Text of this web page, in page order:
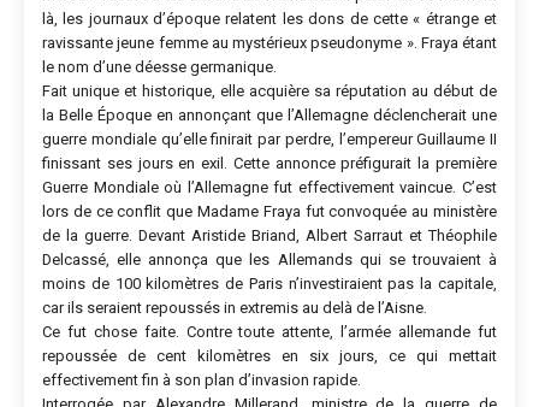
là, les journaux d’époque relatent les dons de cette « étrange et
ravissante jeune femme au mystérieux pseudonyme ». Fraya étant
le nom d’une déesse germanique.
Fait unique et historique, elle acquière sa réputation au début de
la Belle Époque en annonçant que l’Allemagne déclencherait une
guerre mondiale qu’elle finirait par perdre, l’empereur Guillaume II
finissant ses jours en exil. Cette annonce préfigurait la première
Guerre Mondiale où l’Allemagne fut effectivement vaincue. C’est
lors de ce conflit que Madame Fraya fut convoquée au ministère
de la guerre. Devant Aristide Briand, Albert Sarraut et Théophile
Delcassé, elle annonça que les Allemands qui se trouvaient à
moins de 100 kilomètres de Paris n’investiraient pas la capitale,
car ils seraient repoussés in extremis au delà de l’Aisne.
Ce fut chose faite. Contre toute attente, l’armée allemande fut
repoussée de cent kilomètres en six jours, ce qui mettait
effectivement fin à son plan d’invasion rapide.